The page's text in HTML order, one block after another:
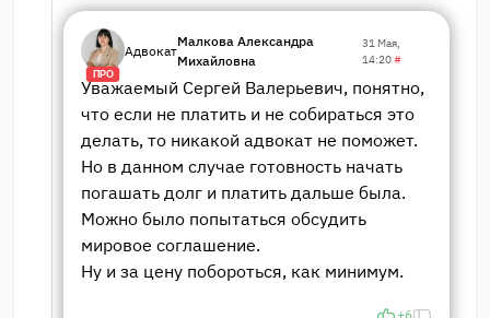
ПРО
Адвокат
Малкова Александра
Михайловна
31 Мая,
14:20#
Уважаемый Сергей Валерьевич, понятно,
что если не платить и не собираться это
делать, то никакой адвокат не поможет.
Но в данном случае готовность начать
погашать долг и платить дальше была.
Можно было попытаться обсудить
мировое соглашение.
Ну и за цену побороться, как минимум.
+6